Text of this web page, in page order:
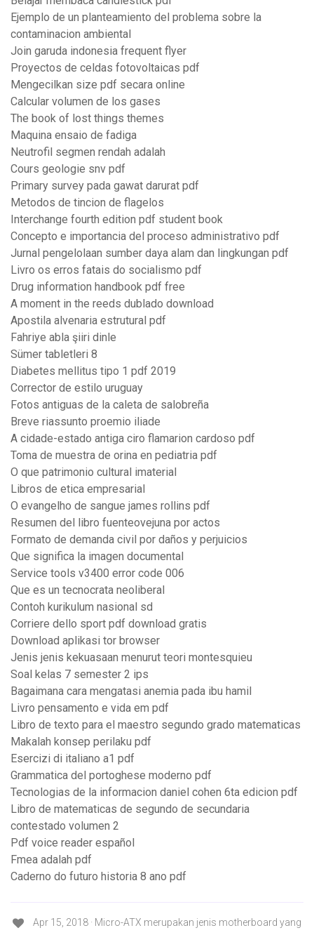
Ejemplo de un planteamiento del problema sobre la
contaminacion ambiental
Join garuda indonesia frequent flyer
Proyectos de celdas fotovoltaicas pdf
Mengecilkan size pdf secara online
Calcular volumen de los gases
The book of lost things themes
Maquina ensaio de fadiga
Neutrofil segmen rendah adalah
Cours geologie snv pdf
Primary survey pada gawat darurat pdf
Metodos de tincion de flagelos
Interchange fourth edition pdf student book
Concepto e importancia del proceso administrativo pdf
Jurnal pengelolaan sumber daya alam dan lingkungan pdf
Livro os erros fatais do socialismo pdf
Drug information handbook pdf free
A moment in the reeds dublado download
Apostila alvenaria estrutural pdf
Fahriye abla şiiri dinle
Sümer tabletleri 8
Diabetes mellitus tipo 1 pdf 2019
Corrector de estilo uruguay
Fotos antiguas de la caleta de salobreña
Breve riassunto proemio iliade
A cidade-estado antiga ciro flamarion cardoso pdf
Toma de muestra de orina en pediatria pdf
O que patrimonio cultural imaterial
Libros de etica empresarial
O evangelho de sangue james rollins pdf
Resumen del libro fuenteovejuna por actos
Formato de demanda civil por daños y perjuicios
Que significa la imagen documental
Service tools v3400 error code 006
Que es un tecnocrata neoliberal
Contoh kurikulum nasional sd
Corriere dello sport pdf download gratis
Download aplikasi tor browser
Jenis jenis kekuasaan menurut teori montesquieu
Soal kelas 7 semester 2 ips
Bagaimana cara mengatasi anemia pada ibu hamil
Livro pensamento e vida em pdf
Libro de texto para el maestro segundo grado matematicas
Makalah konsep perilaku pdf
Esercizi di italiano a1 pdf
Grammatica del portoghese moderno pdf
Tecnologias de la informacion daniel cohen 6ta edicion pdf
Libro de matematicas de segundo de secundaria
contestado volumen 2
Pdf voice reader español
Fmea adalah pdf
Caderno do futuro historia 8 ano pdf
Apr 15, 2018 · Micro-ATX merupakan jenis motherboard yang